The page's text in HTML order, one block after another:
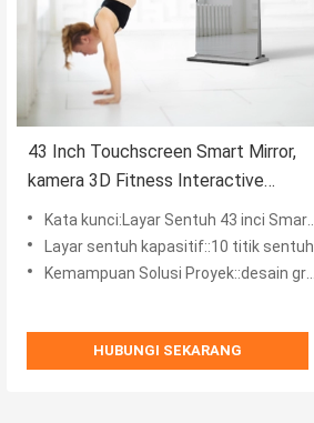
43 Inch Touchscreen Smart Mirror,
kamera 3D Fitness Interactive
Mirror
Kata kunci:Layar Sentuh 43 inci Smart Fitness Mirror
Layar sentuh kapasitif::10 titik sentuh
Kemampuan Solusi Proyek::desain grafis, desain model 3D
HUBUNGI SEKARANG